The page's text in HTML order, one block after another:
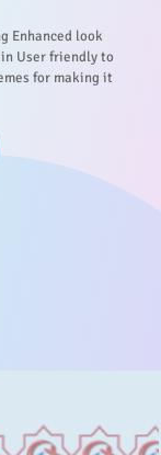
Enhanced look
User friendly to
for making it